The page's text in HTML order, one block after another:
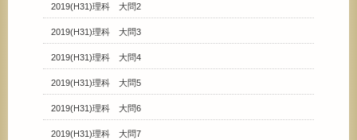
2019(H31)理科 大問2
2019(H31)理科 大問3
2019(H31)理科 大問4
2019(H31)理科 大問5
2019(H31)理科 大問6
2019(H31)理科 大問7